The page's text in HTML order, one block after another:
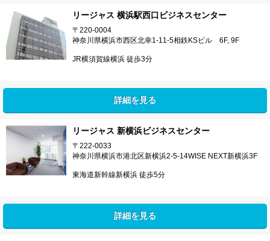
リージャス 横浜駅西口ビジネスセンター
〒220-0004
神奈川県横浜市西区北幸1-11-5相鉄KSビル 6F, 9F
JR横須賀線横浜 徒歩3分
詳細を見る
リージャス 新横浜ビジネスセンター
〒222-0033
神奈川県横浜市港北区新横浜2-5-14WISE NEXT新横浜3F
東海道新幹線新横浜 徒歩5分
詳細を見る